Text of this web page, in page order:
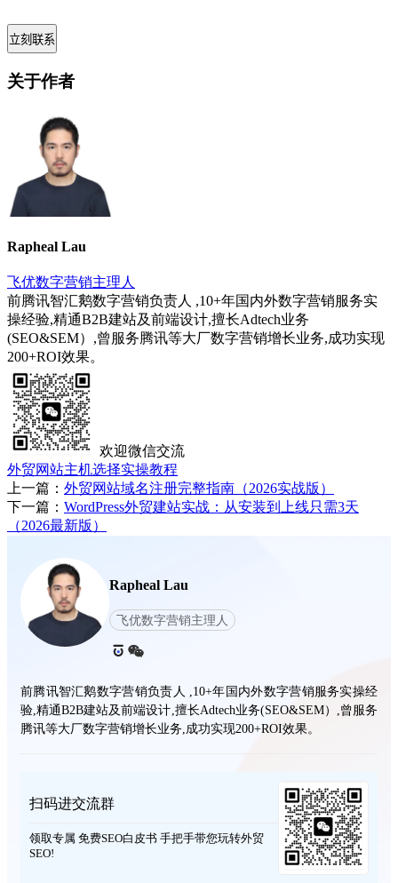
关于作者
Rapheal Lau
飞优数字营销主理人
前腾讯智汇鹅数字营销负责人 ,10+年国内外数字营销服务实
操经验,精通B2B建站及前端设计,擅长Adtech业务
(SEO&SEM）,曾服务腾讯等大厂数字营销增长业务,成功实现
200+ROI效果。
欢迎微信交流
外贸网站主机选择实操教程
上一篇： 外贸网站域名注册完整指南（2026实战版）
下一篇： WordPress外贸建站实战：从安装到上线只需3天
（2026最新版）
Rapheal Lau
飞优数字营销主理人
前腾讯智汇鹅数字营销负责人 ,10+年国内外数字营销服务实操经
验,精通B2B建站及前端设计,擅长Adtech业务(SEO&SEM）,曾服务
腾讯等大厂数字营销增长业务,成功实现200+ROI效果。
扫码进交流群
领取专属 免费SEO白皮书 手把手带您玩转外贸
SEO!